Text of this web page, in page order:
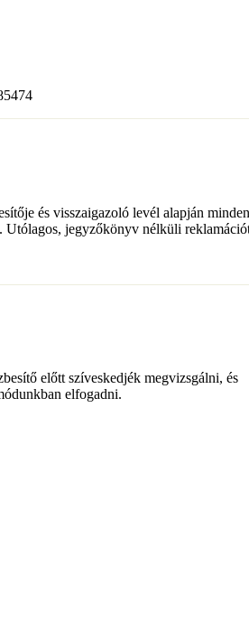
és visszaigazoló levél alapján minden
Utólagos, jegyzőkönyv nélküli
előtt szíveskedjék megvizsgálni, és
elfogadni.